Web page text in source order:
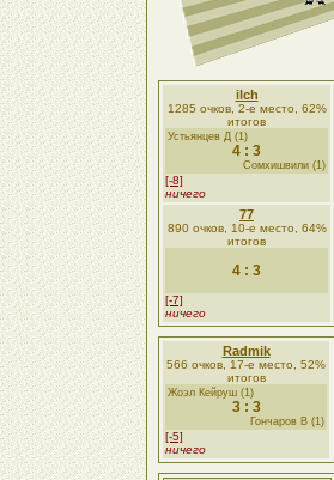
ilch
1285 очков, 2-е место, 62%
итогов
Устьянцев Д (1)
4 : 3
Сомхишвили (1)
[-8]
ничего
77
890 очков, 10-е место, 64%
итогов
4 : 3
[-7]
ничего
Radmik
566 очков, 17-е место, 52%
итогов
Жоэл Кейруш (1)
3 : 3
Гончаров В (1)
[-5]
ничего